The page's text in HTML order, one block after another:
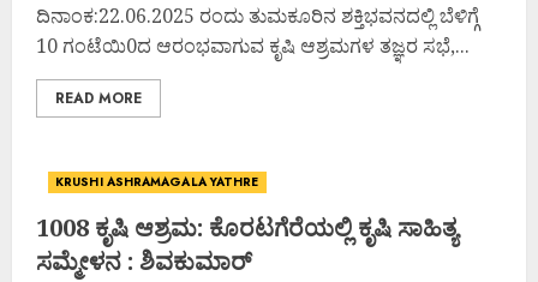
ದಿನಾಂಕ:22.06.2025 ರಂದು ತುಮಕೂರಿನ ಶಕ್ತಿಭವನದಲ್ಲಿ ಬೆಳಿಗ್ಗೆ
10 ಗಂಟೆಯಿ0ದ ಆರಂಭವಾಗುವ ಕೃಷಿ ಆಶ್ರಮಗಳ ತಜ್ಞರ ಸಭೆ,...
READ MORE
KRUSHI ASHRAMAGALA YATHRE
1008 ಕೃಷಿ ಆಶ್ರಮ: ಕೊರಟಗೆರೆಯಲ್ಲಿ ಕೃಷಿ ಸಾಹಿತ್ಯ
ಸಮ್ಮೇಳನ : ಶಿವಕುಮಾರ್